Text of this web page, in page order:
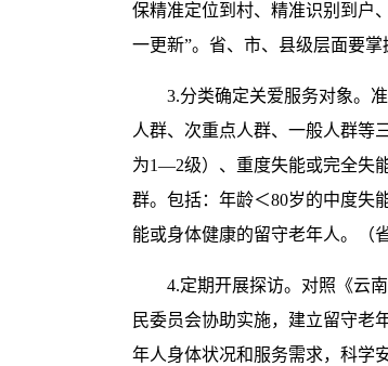
保精准定位到村、精准识别到户
一更新”。省、市、县级层面要
3.分类确定关爱服务对象。
人群、次重点人群、一般人群等
为1—2级）、重度失能或完全失
群。包括：年龄＜80岁的中度失
能或身体健康的留守老年人。（
4.定期开展探访。对照《云
民委员会协助实施，建立留守老
年人身体状况和服务需求，科学